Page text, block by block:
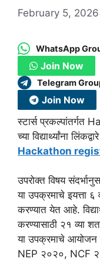
February 5, 2026
WhatsApp
Join Now
Telegram
Join Now
स्टार्स प्रकल्पांतर्गत
च्या विद्यार्थ्यांना
Hackathon
उपरोक्त विषय
या उपक्रमाचे इयत्ता ६
करण्यात येत आहे.
करण्यासाठी २१ व्या
या उपक्रमाचे आयोजन
NEP २०२०, NCF